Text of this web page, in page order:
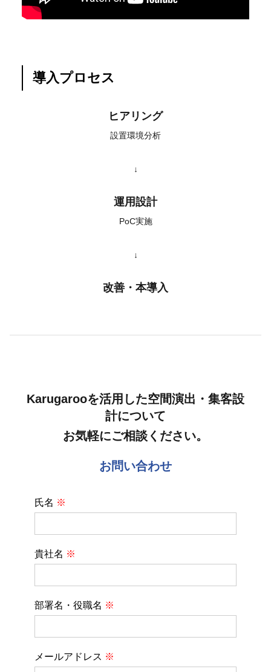
導入プロセス
ヒアリング
設置環境分析
↓
運用設計
PoC実施
↓
改善・本導入
Karugarooを活用した空間演出・集客設
計について
お気軽にご相談ください。
お問い合わせ
氏名 ※
貴社名 ※
部署名・役職名 ※
メールアドレス ※